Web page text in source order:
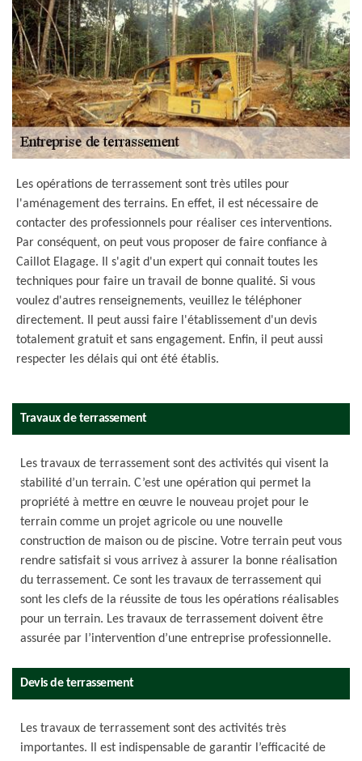
Les opérations de terrassement sont très utiles pour
l'aménagement des terrains. En effet, il est nécessaire de
contacter des professionnels pour réaliser ces interventions.
Par conséquent, on peut vous proposer de faire confiance à
Caillot Elagage. Il s'agit d'un expert qui connait toutes les
techniques pour faire un travail de bonne qualité. Si vous
voulez d'autres renseignements, veuillez le téléphoner
directement. Il peut aussi faire l'établissement d'un devis
totalement gratuit et sans engagement. Enfin, il peut aussi
respecter les délais qui ont été établis.
Travaux de terrassement
Les travaux de terrassement sont des activités qui visent la
stabilité d’un terrain. C’est une opération qui permet la
propriété à mettre en œuvre le nouveau projet pour le
terrain comme un projet agricole ou une nouvelle
construction de maison ou de piscine. Votre terrain peut vous
rendre satisfait si vous arrivez à assurer la bonne réalisation
du terrassement. Ce sont les travaux de terrassement qui
sont les clefs de la réussite de tous les opérations réalisables
pour un terrain. Les travaux de terrassement doivent être
assurée par l’intervention d’une entreprise professionnelle.
Devis de terrassement
Les travaux de terrassement sont des activités très
importantes. Il est indispensable de garantir l’efficacité de